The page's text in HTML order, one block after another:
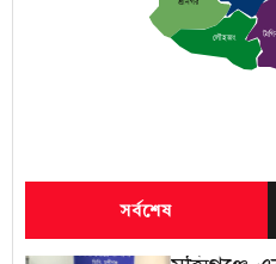
লৌহজং
সর্বশেষ